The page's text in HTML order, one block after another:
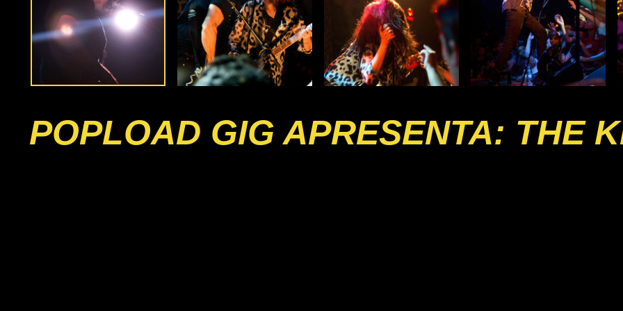
POPLOAD GIG APRESENTA: THE